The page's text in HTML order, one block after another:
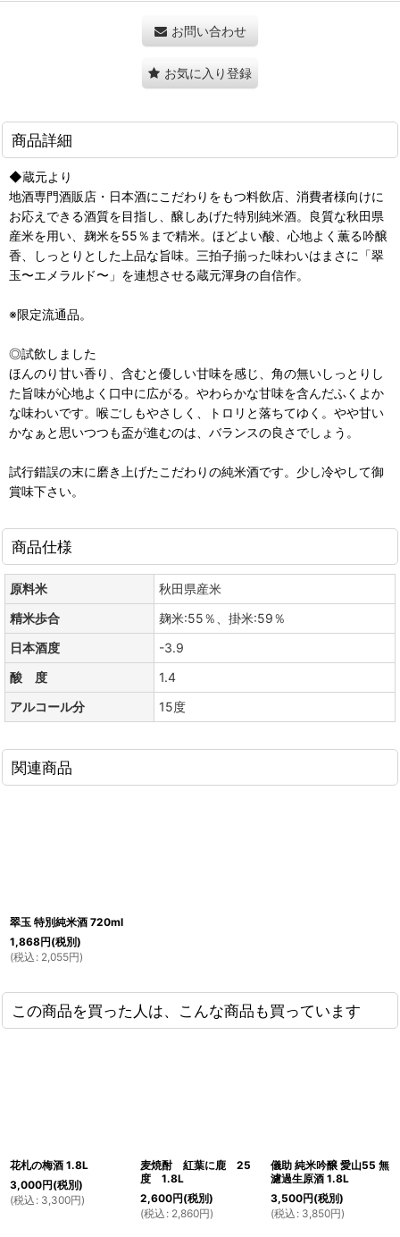
お問い合わせ
お気に入り登録
商品詳細
◆蔵元より
地酒専門酒販店・日本酒にこだわりをもつ料飲店、消費者様向けに
お応えできる酒質を目指し、醸しあげた特別純米酒。良質な秋田県
産米を用い、麹米を55％まで精米。ほどよい酸、心地よく薫る吟醸
香、しっとりとした上品な旨味。三拍子揃った味わいはまさに「翠
玉〜エメラルド〜」を連想させる蔵元渾身の自信作。
※限定流通品。
◎試飲しました
ほんのり甘い香り、含むと優しい甘味を感じ、角の無いしっとりし
た旨味が心地よく口中に広がる。やわらかな甘味を含んだふくよか
な味わいです。喉ごしもやさしく、トロリと落ちてゆく。やや甘い
かなぁと思いつつも盃が進むのは、バランスの良さでしょう。
試行錯誤の末に磨き上げたこだわりの純米酒です。少し冷やして御
賞味下さい。
商品仕様
原料米
秋田県産米
精米歩合
麹米:55％、掛米:59％
日本酒度
-3.9
酸 度
1.4
アルコール分
15度
関連商品
翠玉 特別純米酒 720ml
1,868円(税別)
(税込 : 2,055円)
この商品を買った人は、こんな商品も買っています
花札の梅酒 1.8L
3,000円(税別)
(税込 : 3,300円)
麦焼酎 紅葉に鹿 25
度 1.8L
2,600円(税別)
(税込 : 2,860円)
儀助 純米吟醸 愛山55 無
濾過生原酒 1.8L
3,500円(税別)
(税込 : 3,850円)